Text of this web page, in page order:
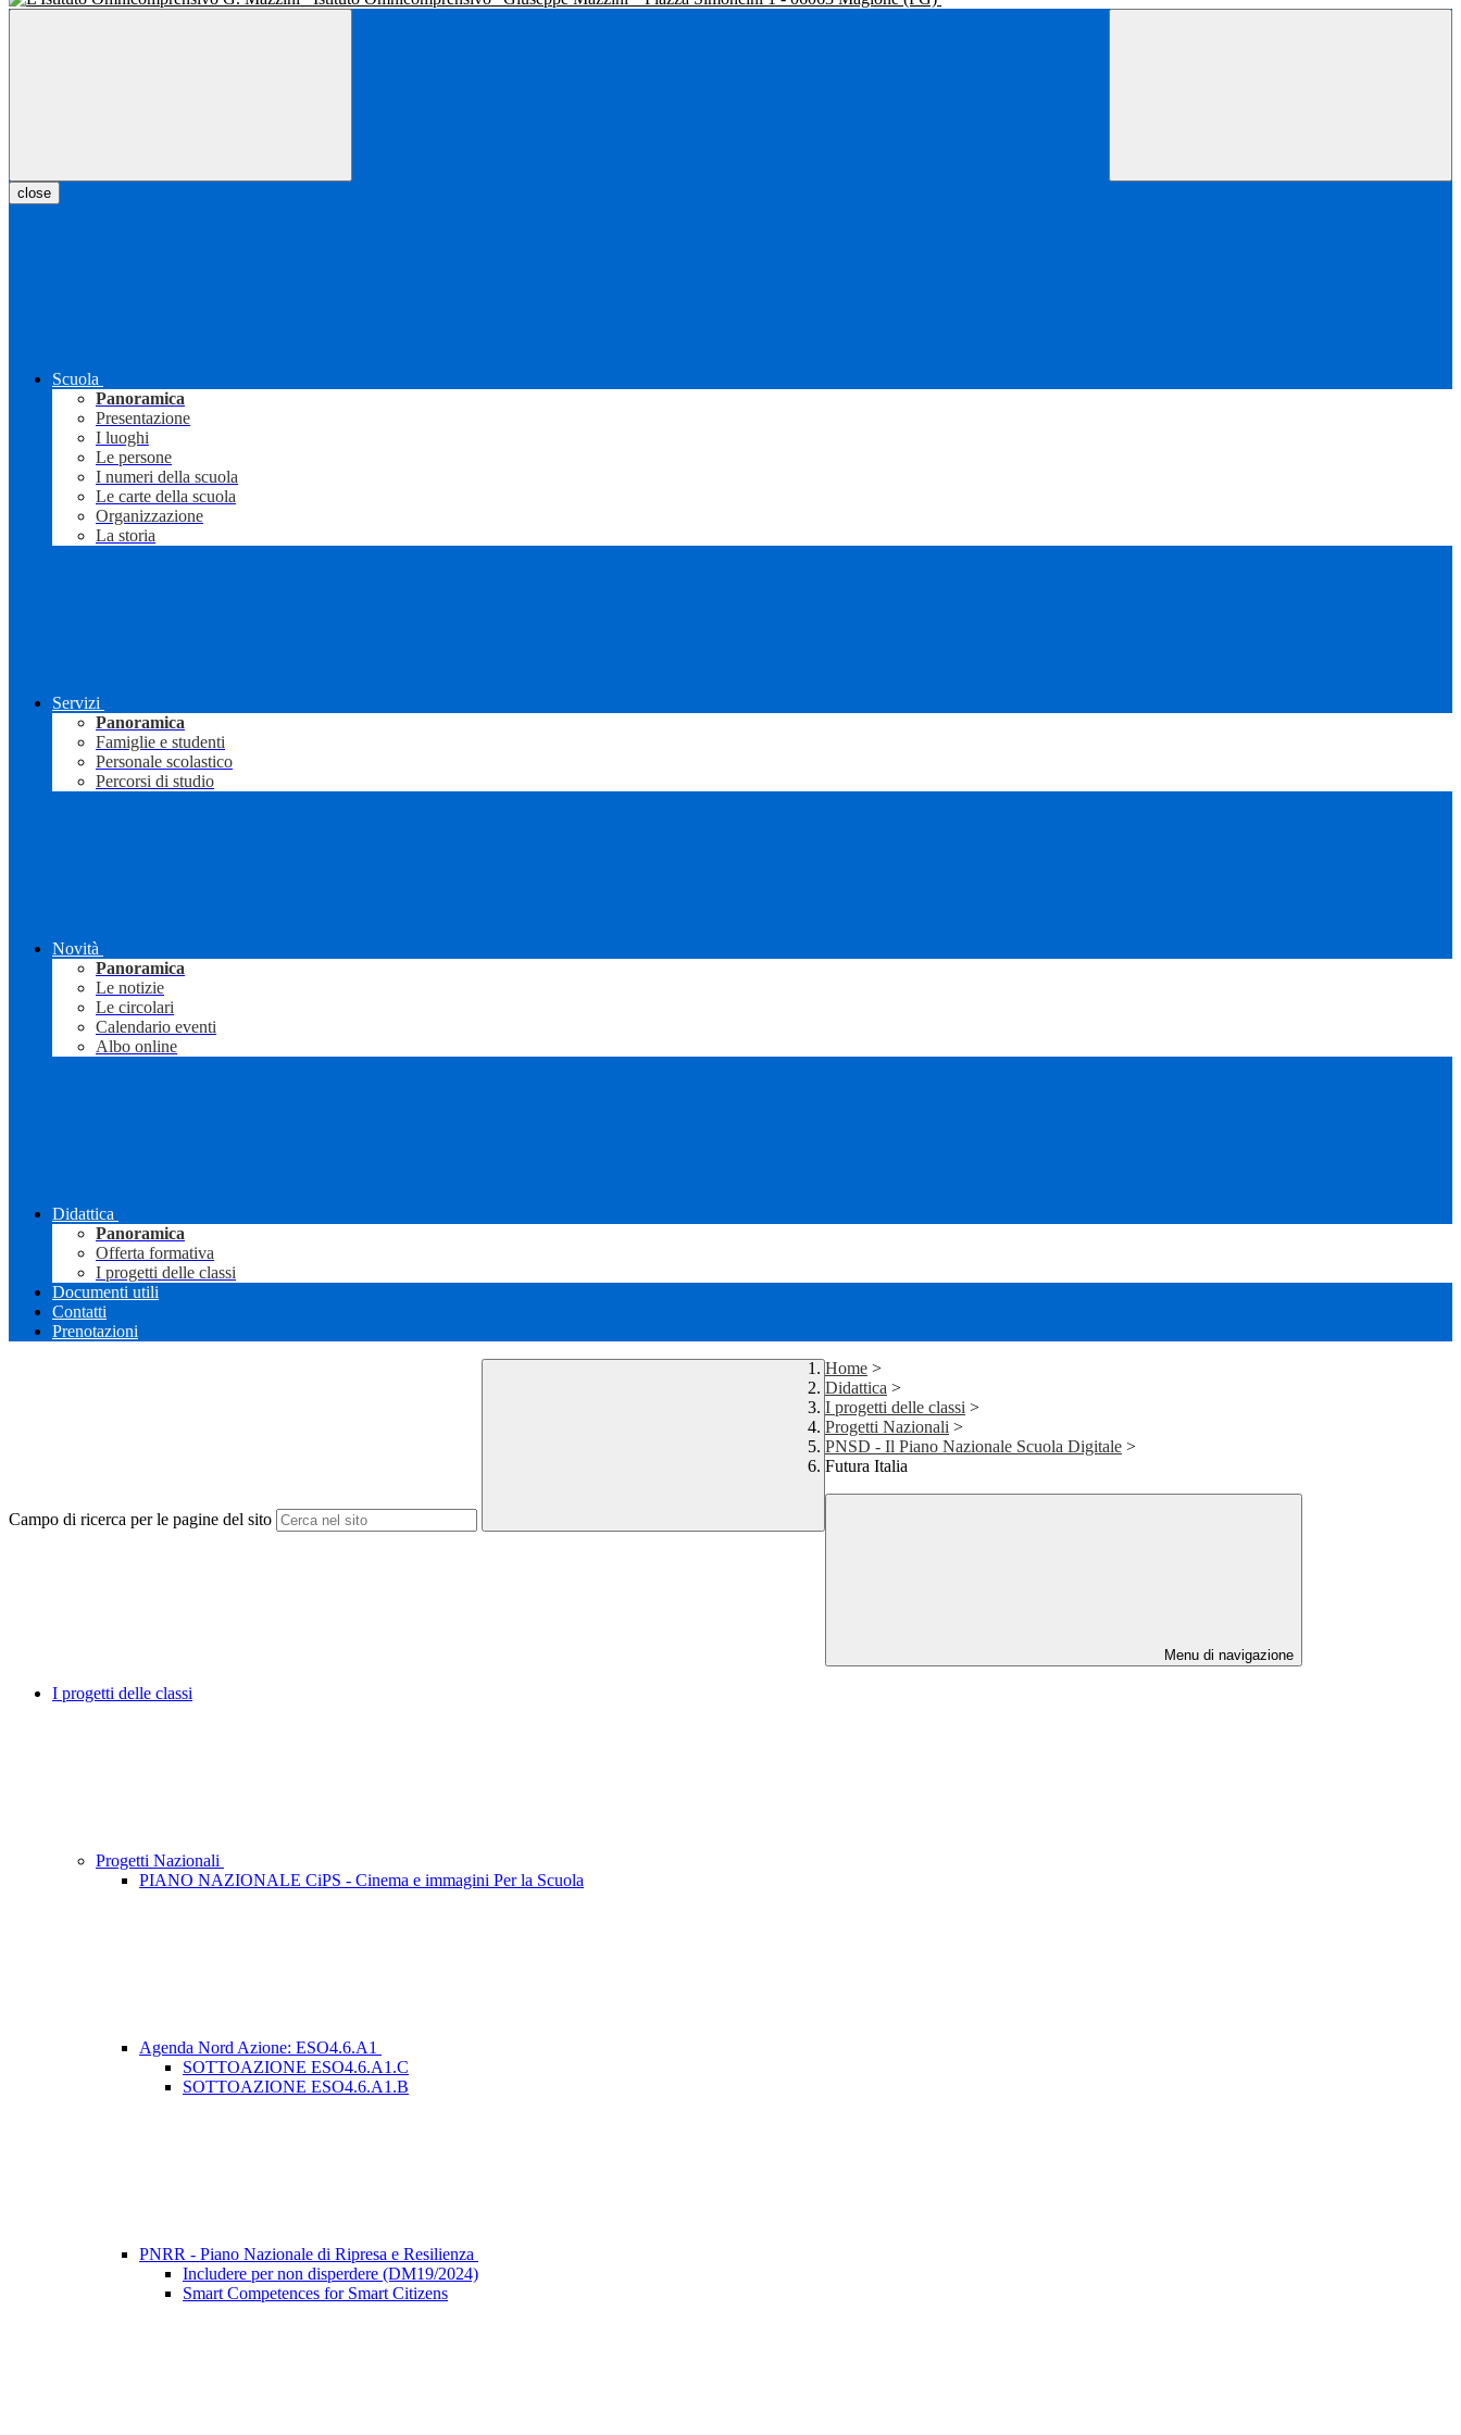
close
Scuola
Panoramica
Presentazione
I luoghi
Le persone
I numeri della scuola
Le carte della scuola
Organizzazione
La storia
Servizi
Panoramica
Famiglie e studenti
Personale scolastico
Percorsi di studio
Novità
Panoramica
Le notizie
Le circolari
Calendario eventi
Albo online
Didattica
Panoramica
Offerta formativa
I progetti delle classi
Documenti utili
Contatti
Prenotazioni
Campo di ricerca per le pagine del sito
Home >
Didattica >
I progetti delle classi >
Progetti Nazionali >
PNSD - Il Piano Nazionale Scuola Digitale >
Futura Italia
Menu di navigazione
I progetti delle classi
Progetti Nazionali
PIANO NAZIONALE CiPS - Cinema e immagini Per la Scuola
Agenda Nord Azione: ESO4.6.A1
SOTTOAZIONE ESO4.6.A1.C
SOTTOAZIONE ESO4.6.A1.B
PNRR - Piano Nazionale di Ripresa e Resilienza
Includere per non disperdere (DM19/2024)
Smart Competences for Smart Citizens